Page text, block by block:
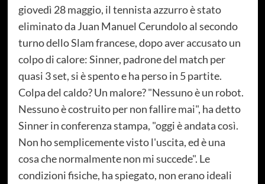
giovedì 28 maggio, il tennista azzurro è stato
eliminato da Juan Manuel Cerundolo al secondo
turno dello Slam francese, dopo aver accusato un
colpo di calore: Sinner, padrone del match per
quasi 3 set, si è spento e ha perso in 5 partite.
Colpa del caldo? Un malore? "Nessuno è un robot.
Nessuno è costruito per non fallire mai", ha detto
Sinner in conferenza stampa, "oggi è andata così.
Non ho semplicemente visto l'uscita, ed è una
cosa che normalmente non mi succede". Le
condizioni fisiche, ha spiegato, non erano ideali